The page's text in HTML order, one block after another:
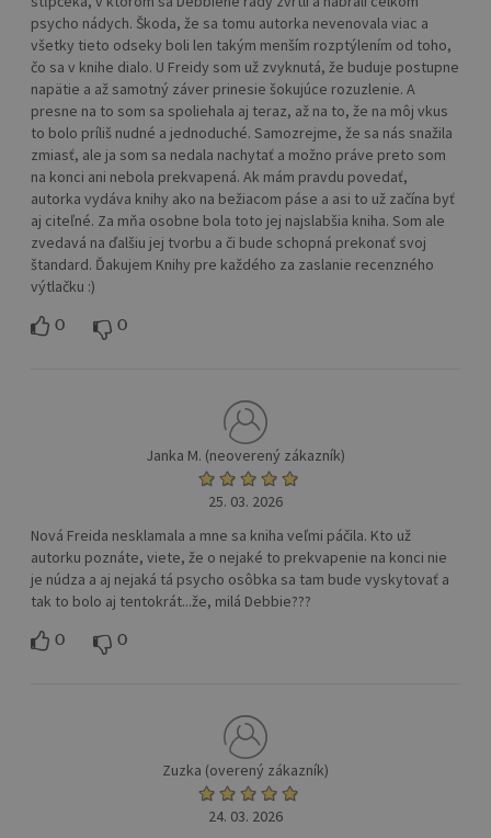
psycho nádych. Škoda, že sa tomu autorka nevenovala viac a
všetky tieto odseky boli len takým menším rozptýlením od toho,
čo sa v knihe dialo. U Freidy som už zvyknutá, že buduje postupne
napätie a až samotný záver prinesie šokujúce rozuzlenie. A
presne na to som sa spoliehala aj teraz, až na to, že na môj vkus
to bolo príliš nudné a jednoduché. Samozrejme, že sa nás snažila
zmiasť, ale ja som sa nedala nachytať a možno práve preto som
na konci ani nebola prekvapená. Ak mám pravdu povedať,
autorka vydáva knihy ako na bežiacom páse a asi to už začína byť
aj citeľné. Za mňa osobne bola toto jej najslabšia kniha. Som ale
zvedavá na ďalšiu jej tvorbu a či bude schopná prekonať svoj
štandard. Ďakujem Knihy pre každého za zaslanie recenzného
výtlačku :)
0 0
Janka M. (neoverený zákazník)
25. 03. 2026
Nová Freida nesklamala a mne sa kniha veľmi páčila. Kto už
autorku poznáte, viete, že o nejaké to prekvapenie na konci nie
je núdza a aj nejaká tá psycho osôbka sa tam bude vyskytovať a
tak to bolo aj tentokrát...že, milá Debbie???
0 0
Zuzka (overený zákazník)
24. 03. 2026